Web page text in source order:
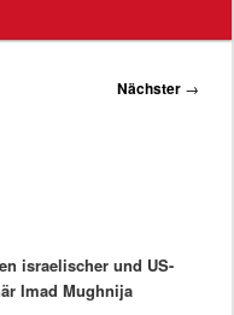
Nächster →
israelischer und US-
Imad Mughnija